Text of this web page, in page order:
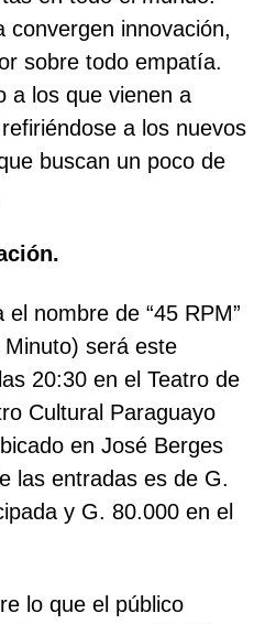
convergen innovación,
sobre todo empatía.
a los que vienen a
a los nuevos
buscan un poco de
nombre de “45 RPM”
será este
20:30 en el Teatro de
Cultural Paraguayo
en José Berges
las entradas es de G.
y G. 80.000 en el
lo que el público